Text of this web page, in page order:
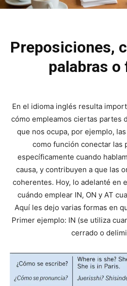
Preposiciones,
palabras o
En el idioma inglés resulta
cómo empleamos ciertas partes
que nos ocupa, por ejemplo,
como función conectar las
específicamente cuando
causa, y contribuyen a que las
coherentes. Hoy, lo adelanté en
cuándo emplear IN, ON y AT
Aquí les dejo varias formas en
Primer ejemplo: IN (se utiliza
cerrado o